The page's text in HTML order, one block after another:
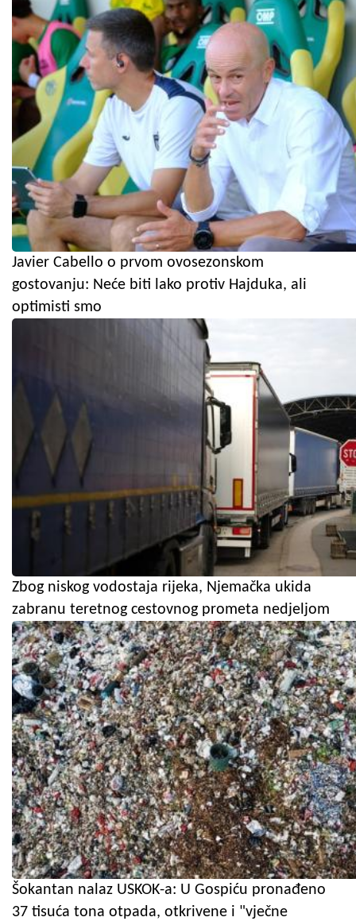
Javier Cabello o prvom ovosezonskom
gostovanju: Neće biti lako protiv Hajduka, ali
optimisti smo
Zbog niskog vodostaja rijeka, Njemačka ukida
zabranu teretnog cestovnog prometa nedjeljom
Šokantan nalaz USKOK-a: U Gospiću pronađeno
37 tisuća tona otpada, otkrivene i "vječne